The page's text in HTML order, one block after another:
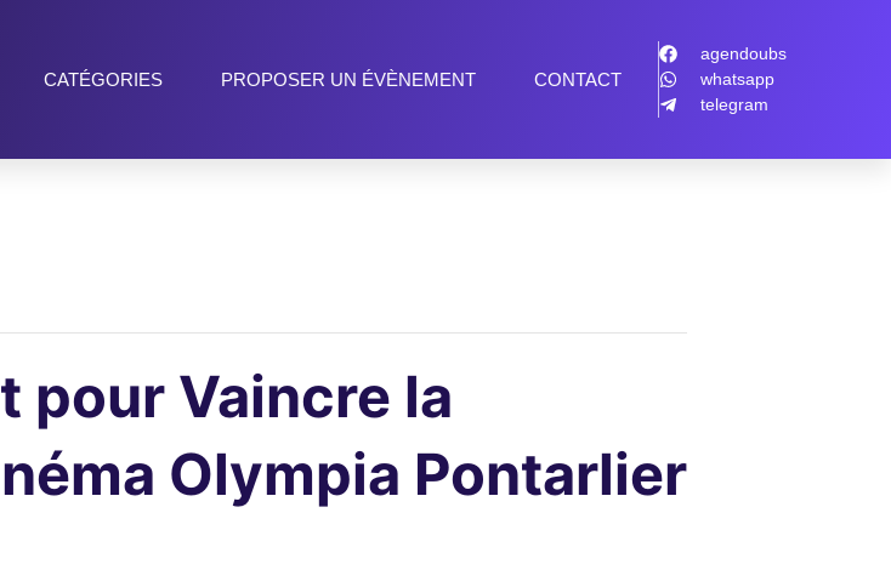
CATÉGORIES PROPOSER UN ÉVÈNEMENT CONTACT
agendoubs
whatsapp
telegram
pour Vaincre la
Olympia Pontarlier